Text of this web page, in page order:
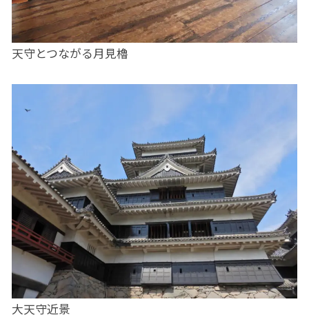
天守とつながる月見櫓
大天守近景